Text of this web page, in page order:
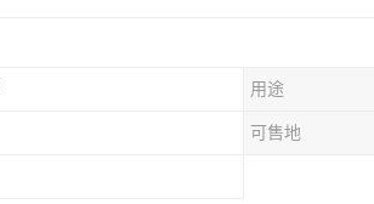
用途
可售地